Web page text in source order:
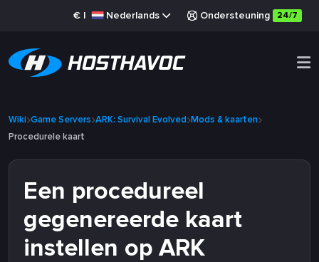
€ | Nederlands Ondersteuning 24/7
Wiki Game Servers ARK: Survival Evolved Mods & kaarten
Procedurele kaart
Een procedureel
gegenereerde kaart
instellen op ARK